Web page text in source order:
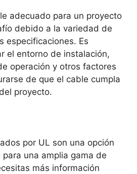
adecuado para un proyecto
debido a la variedad de
especificaciones. Es
el entorno de instalación,
operación y otros factores
de que el cable cumpla
proyecto.
por UL son una opción
una amplia gama de
más información